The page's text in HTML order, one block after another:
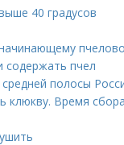
40 градусов
содержать пчел
полосы
клюкву. Время